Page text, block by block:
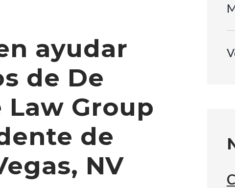
ayudar
de De
Group
de
NV